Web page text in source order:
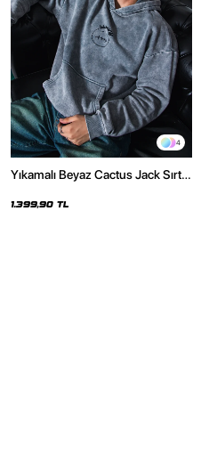
4
Yıkamalı Beyaz Cactus Jack Sırt
1.399,90 TL